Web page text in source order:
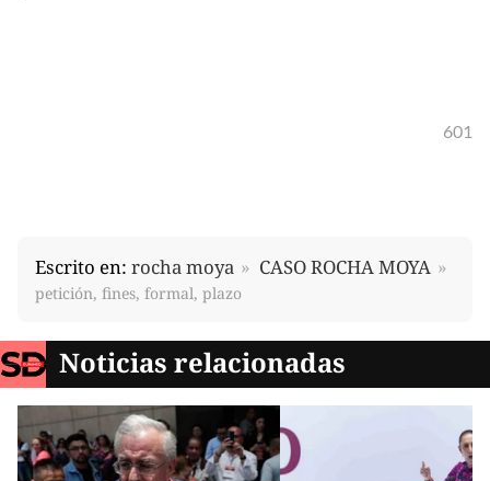
601
Escrito en: rocha moya CASO ROCHA MOYA
petición, fines, formal, plazo
Noticias relacionadas